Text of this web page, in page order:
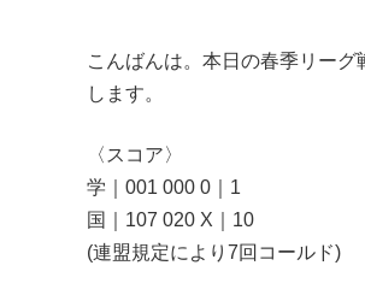
こんばんは。本日の春季リー
します。
〈スコア〉
学｜001 000 0｜1
国｜107 020 X｜10
(連盟規定により7回コールド)